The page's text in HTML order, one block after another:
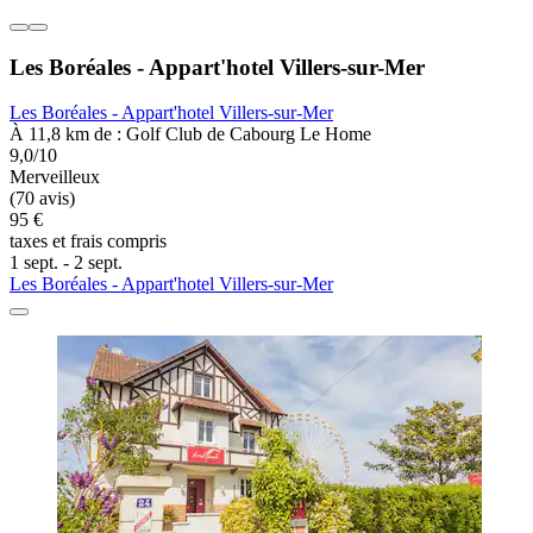
Les Boréales - Appart'hotel Villers-sur-Mer
Les Boréales - Appart'hotel Villers-sur-Mer
À 11,8 km de : Golf Club de Cabourg Le Home
9,0/10
Merveilleux
(70 avis)
95 €
taxes et frais compris
1 sept. - 2 sept.
Les Boréales - Appart'hotel Villers-sur-Mer